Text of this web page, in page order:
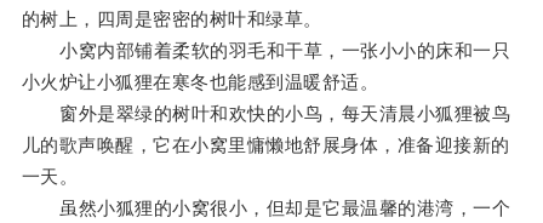
的树上，四周是密密的树叶和绿草。
小窝内部铺着柔软的羽毛和干草，一张小小的床和一只
小火炉让小狐狸在寒冬也能感到温暖舒适。
窗外是翠绿的树叶和欢快的小鸟，每天清晨小狐狸被鸟
儿的歌声唤醒，它在小窝里慵懒地舒展身体，准备迎接新的
一天。
虽然小狐狸的小窝很小，但却是它最温馨的港湾，一个